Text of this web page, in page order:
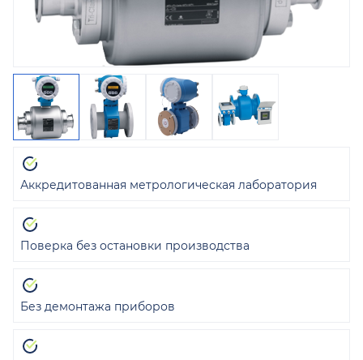
Аккредитованная метрологическая лаборатория
Поверка без остановки производства
Без демонтажа приборов